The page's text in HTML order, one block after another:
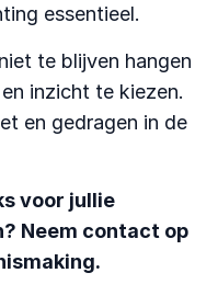
essentieel.
te blijven hangen
inzicht te kiezen.
en gedragen in de
voor jullie
Neem contact op